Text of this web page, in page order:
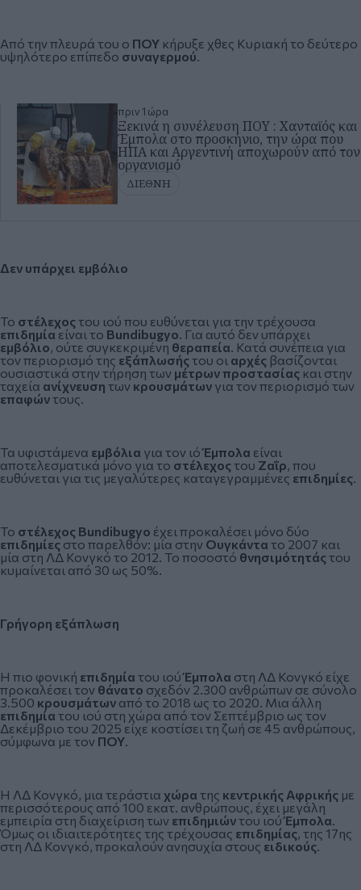
Από την πλευρά του ο ΠΟΥ κήρυξε χθες Κυριακή το δεύτερο
υψηλότερο επίπεδο συναγερμού.
πριν 1 ώρα
Ξεκινά η συνέλευση ΠΟΥ : Χανταϊός και
Έμπολα στο προσκήνιο, την ώρα που
ΗΠΑ και Αργεντινή αποχωρούν από τον
οργανισμό
ΔΙΕΘΝΗ
Δεν υπάρχει εμβόλιο
Το στέλεχοςτου ιού που ευθύνεται για την τρέχουσα
επιδημίαείναι το Bundibugyο . Για αυτό δεν υπάρχει
εμβόλιο , ούτε συγκεκριμένη θεραπεία . Κατά συνέπεια για
τον περιορισμό της εξάπλωσήςτου οι αρχές βασίζονται
ουσιαστικά στην τήρηση των μέτρων προστασίαςκαι στην
ταχεία ανίχνευση των κρουσμάτων για τον περιορισμό των
επαφώντους.
Τα υφιστάμενα εμβόλια για τον ιόΈμπολα είναι
αποτελεσματικά μόνο για το στέλεχοςτου Ζαΐρ , που
ευθύνεται για τις μεγαλύτερες καταγεγραμμένες επιδημίες
Το στέλεχος Bundibugyo έχει προκαλέσει μόνο δύο
επιδημίεςστο παρελθόν: μία στην Ουγκάντα το 2007 και
μία στη ΛΔ Κονγκό το 2012. Το ποσοστό θνησιμότητάςτου
κυμαίνεται από 30 ως 50%.
Γρήγορη εξάπλωση
Η πιο φονική επιδημία του ιούΈμπολα στη ΛΔ Κονγκό είχε
προκαλέσει τον θάνατο σχεδόν 2.300 ανθρώπων σε σύνολο
3.500 κρουσμάτων από το 2018 ως το 2020. Μια άλλη
επιδημία του ιού στη χώρα από τον Σεπτέμβριο ως τον
Δεκέμβριο του 2025 είχε κοστίσει τη ζωή σε 45 ανθρώπους,
σύμφωνα με τον ΠΟΥ
Η ΛΔ Κονγκό, μια τεράστια χώρα της κεντρικής Αφρικής με
περισσότερους από 100 εκατ. ανθρώπους, έχει μεγάλη
εμπειρία στη διαχείριση των επιδημιώντου ιούΈμπολα
Όμως οι ιδιαιτερότητες της τρέχουσας επιδημίας , της 17ης
στη ΛΔ Κονγκό, προκαλούν ανησυχία στους ειδικούς